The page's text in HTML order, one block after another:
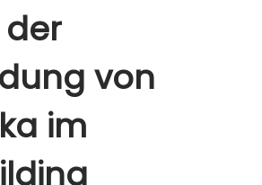
von
im